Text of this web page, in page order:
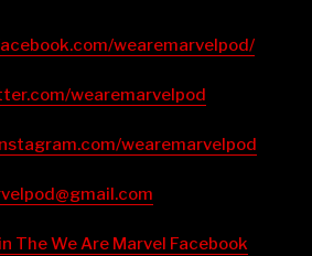
wearemarvelpod/⁠⁠⁠⁠⁠⁠⁠⁠⁠⁠⁠⁠⁠⁠⁠⁠⁠⁠⁠⁠⁠⁠⁠⁠⁠⁠⁠⁠⁠⁠⁠⁠⁠⁠⁠⁠⁠⁠⁠⁠⁠⁠⁠⁠⁠⁠⁠⁠⁠⁠
wearemarvelpod⁠⁠⁠⁠⁠⁠⁠⁠⁠⁠⁠⁠⁠⁠⁠⁠⁠⁠⁠⁠⁠⁠⁠⁠⁠⁠⁠⁠⁠⁠⁠⁠⁠⁠⁠⁠⁠⁠⁠⁠⁠⁠⁠⁠⁠⁠⁠⁠⁠⁠
wearemarvelpod⁠⁠⁠⁠⁠⁠⁠⁠⁠⁠⁠⁠⁠⁠⁠⁠⁠⁠⁠⁠⁠⁠⁠⁠⁠⁠⁠⁠⁠⁠⁠⁠⁠⁠⁠⁠⁠⁠⁠⁠⁠⁠⁠⁠⁠⁠⁠⁠⁠⁠
The We Are Marvel Facebook